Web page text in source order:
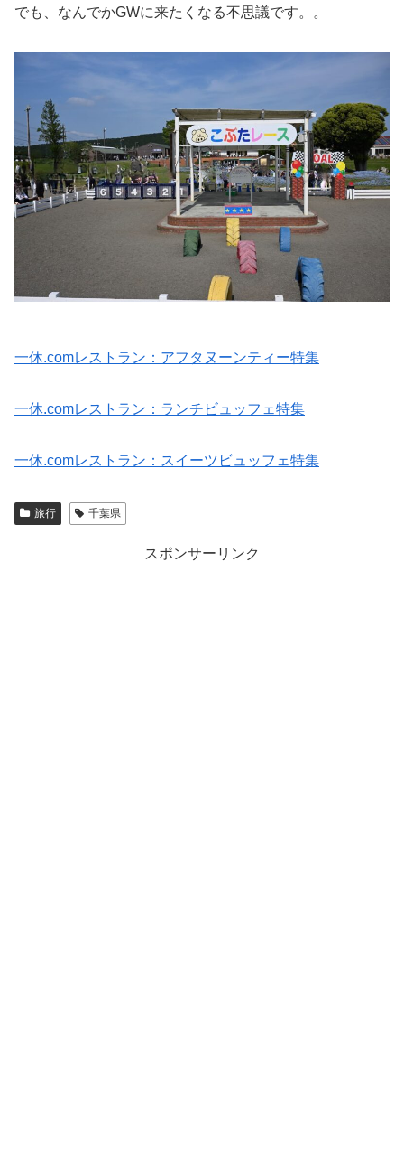
でも、なんでかGWに来たくなる不思議です。。
一休.comレストラン：アフタヌーンティー特集
一休.comレストラン：ランチビュッフェ特集
一休.comレストラン：スイーツビュッフェ特集
旅行 千葉県
スポンサーリンク